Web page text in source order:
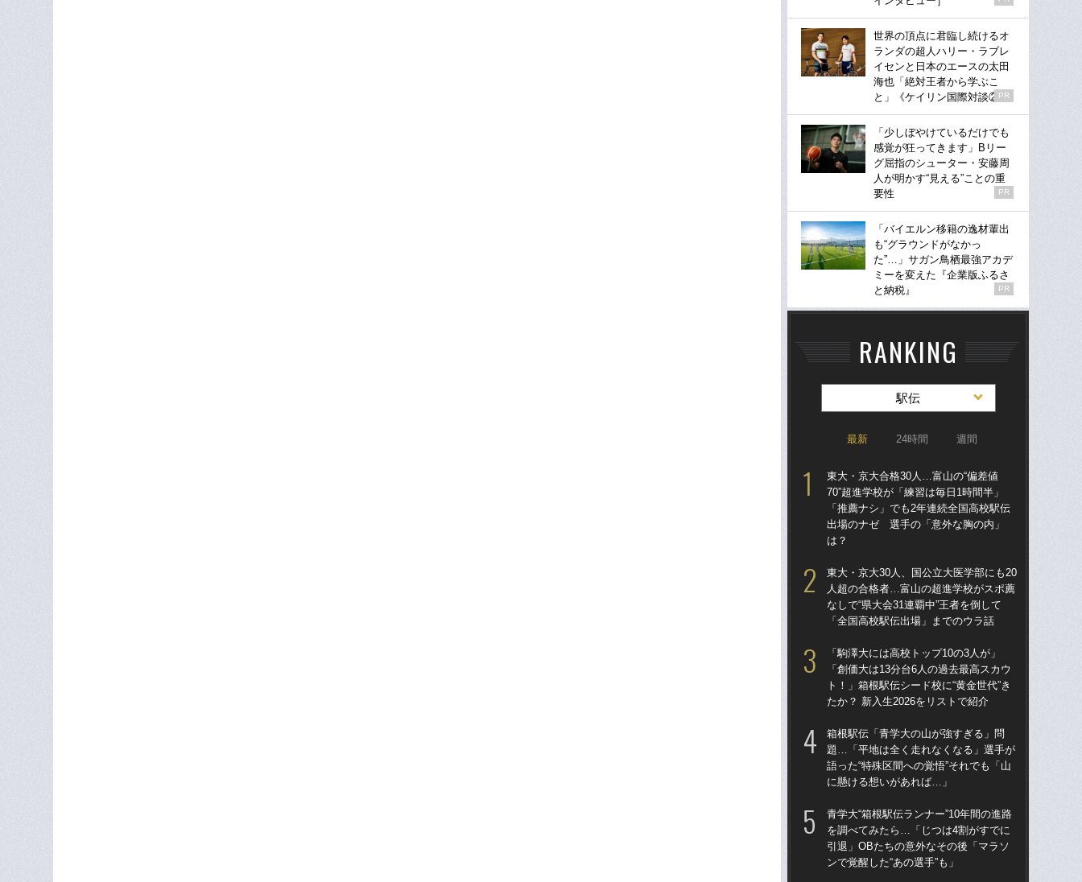
世界の頂点に君臨し続けるオ
ランダの超人ハリー・ラブレ
イセンと日本のエースの太田
海也「絶対王者から学ぶこ
と」《ケイリン国際対談②》
PR
「少しぼやけているだけでも
感覚が狂ってきます」Bリー
グ屈指のシューター・安藤周
人が明かす“見える”ことの重
要性
PR
「バイエルン移籍の逸材輩出
も“グラウンドがなかっ
た”…」サガン鳥栖最強アカデ
ミーを変えた『企業版ふるさ
と納税』
PR
RANKING
駅伝
最新 24時間 週間
東大・京大合格30人…富山の“偏差値
70”超進学校が「練習は毎日1時間半」
「推薦ナシ」でも2年連続全国高校駅伝
出場のナゼ 選手の「意外な胸の内」
は？
東大・京大30人、国公立大医学部にも20
人超の合格者…富山の超進学校がスポ薦
なしで“県大会31連覇中”王者を倒して
「全国高校駅伝出場」までのウラ話
「駒澤大には高校トップ10の3人が」
「創価大は13分台6人の過去最高スカウ
ト！」箱根駅伝シード校に“黄金世代”き
たか？ 新入生2026をリストで紹介
箱根駅伝「青学大の山が強すぎる」問
題…「平地は全く走れなくなる」選手が
語った“特殊区間への覚悟”それでも「山
に懸ける想いがあれば…」
青学大“箱根駅伝ランナー”10年間の進路
を調べてみたら…「じつは4割がすでに
引退」OBたちの意外なその後「マラソ
ンで覚醒した“あの選手”も」